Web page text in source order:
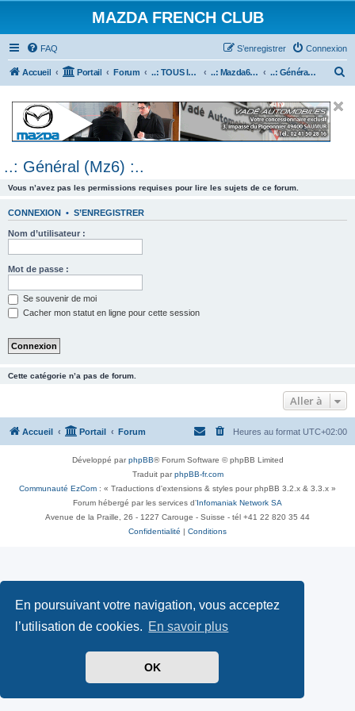
En poursuivant votre navigation, vous acceptez
l’utilisation de cookies. En savoir plus
OK
MAZDA FRENCH CLUB
FAQ Connexion
S’enregistrer
Accueil Portail Forum ..: TOUS les Véhicules MAZDA :.. ..: Mazda6 :.. ..: Général (Mz6) :..
e
..: Général (Mz6) :..
Vous n’avez pas les permissions requises pour lire les sujets de ce forum.
CONNEXION • S’ENREGISTRER
Nom d’utilisateur :
Mot de passe :
Se souvenir de moi
Cacher mon statut en ligne pour cette session
Cette catégorie n’a pas de forum.
Aller à
Accueil Portail Forum Heures au format UTC+02:00
Développé parphpBB® Forum Software © phpBB Limited
Traduit parphpBB-fr.com
Communauté EzCom : « Traductions d'extensions & styles pour phpBB 3.2.x & 3.3.x »
Forum hébergé par les services d’ Infomaniak Network SA
Avenue de la Praille, 26 - 1227 Carouge - Suisse - tél +41 22 820 35 44
Confidentialité
Conditions